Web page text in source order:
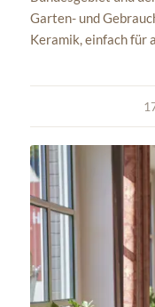
Garten- und
Keramik, einfach für